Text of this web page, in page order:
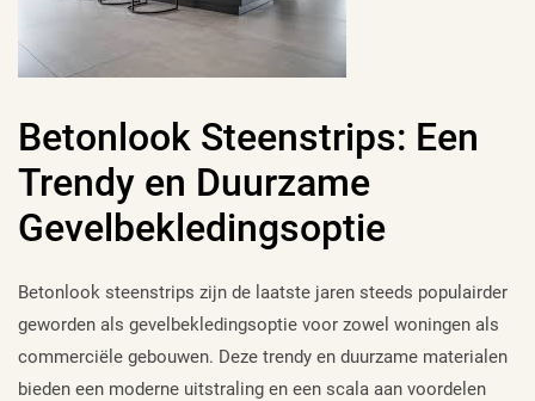
Betonlook Steenstrips: Een
Trendy en Duurzame
Gevelbekledingsoptie
Betonlook steenstrips zijn de laatste jaren steeds populairder
geworden als gevelbekledingsoptie voor zowel woningen als
commerciële gebouwen. Deze trendy en duurzame materialen
bieden een moderne uitstraling en een scala aan voordelen